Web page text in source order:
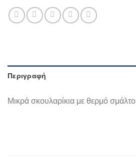
Περιγραφή
Μικρά σκουλαρίκια με θερμό σμάλτο